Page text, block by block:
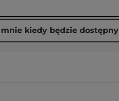
kiedy będzie dostępny